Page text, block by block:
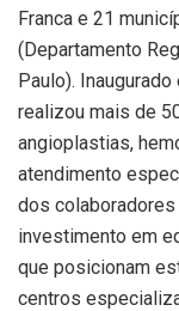
Franca e 21
(Departamento
Paulo).
realizou mais de
angioplastias,
atendimento
dos
investimento em
que posicionam
centros